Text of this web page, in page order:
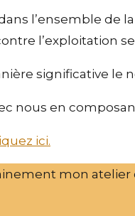
l’ensemble de
l’exploitation
significative le
nous en
ici.
mon